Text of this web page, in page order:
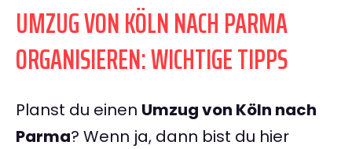
UMZUG VON KÖLN NACH PARMA
ORGANISIEREN: WICHTIGE TIPPS
Planst du einen Umzug von Köln nach
Parma? Wenn ja, dann bist du hier